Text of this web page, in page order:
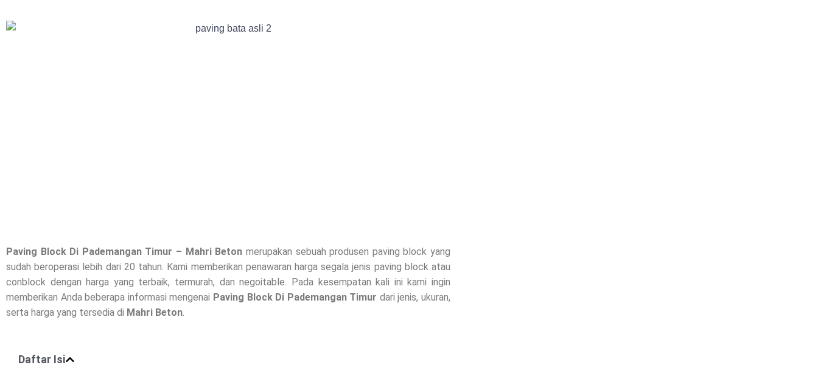
Paving Block Di Pademangan Timur – Mahri Beton merupakan sebuah produsen paving block yang
sudah beroperasi lebih dari 20 tahun. Kami memberikan penawaran harga segala jenis paving block atau
conblock dengan harga yang terbaik, termurah, dan negoitable. Pada kesempatan kali ini kami ingin
memberikan Anda beberapa informasi mengenai Paving Block Di Pademangan Timur dari jenis, ukuran,
serta harga yang tersedia di Mahri Beton
Daftar Isi